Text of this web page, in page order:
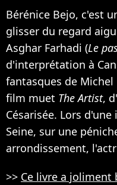
Bérénice Bejo, c'est
glisser du regard
Asghar Farhadi (Le
d'interprétation à
fantasques de
film muet The Artist,
Césarisée. Lors
Seine, sur une
arrondissement,
>> Ce livre a joliment